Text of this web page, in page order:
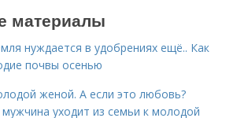
материалы
нуждается в удобрениях ещё.. Как
почвы осенью
женой. А если это любовь?
уходит из семьи к молодой